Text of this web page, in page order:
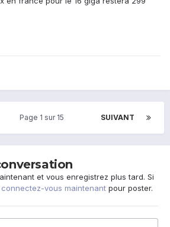
SUIVANT
Page 1 sur 15
et vous enregistrez plus tard. Si
connectez-vous maintenant pour poster.